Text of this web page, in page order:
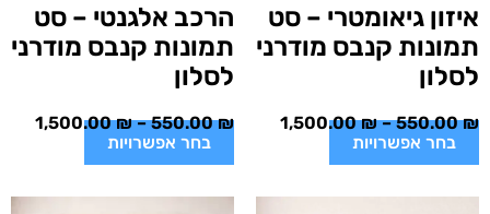
איזון גיאומטרי – סט
תמונות קנבס מודרני
לסלון
550.00₪
–
1,500.00₪
בחר אפשרויות
הרכב אלגנטי – סט
תמונות קנבס מודרני
לסלון
550.00₪
–
1,500.00₪
בחר אפשרויות